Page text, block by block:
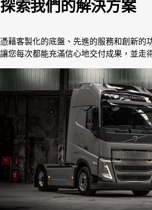
探索我們的解決方案
憑藉客製化的底盤、先進的服務和創新的
讓您每次都能充滿信心地交付成果，並走